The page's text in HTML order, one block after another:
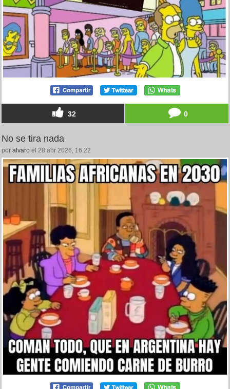
32 0
No se tira nada
por alvaro el 28 abr 2026, 16:22